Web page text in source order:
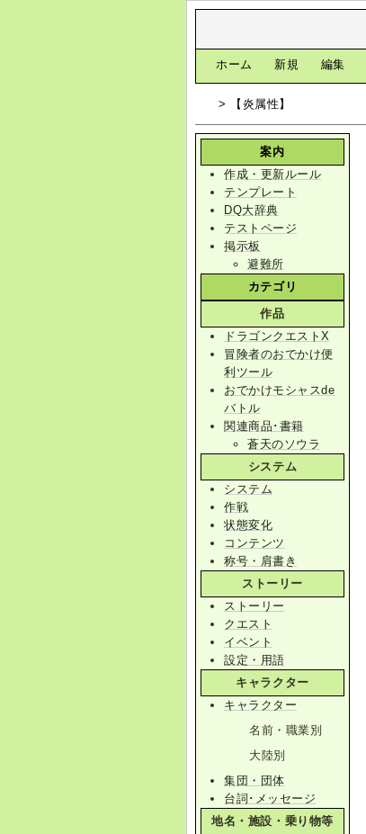
ホーム 新規 編集
> 【炎属性】
案内
作成・更新ルール
テンプレート
DQ大辞典
テストページ
掲示板
避難所
カテゴリ
作品
ドラゴンクエストX
冒険者のおでかけ便
利ツール
おでかけモシャスde
バトル
関連商品･書籍
蒼天のソウラ
システム
システム
作戦
状態変化
コンテンツ
称号・肩書き
ストーリー
ストーリー
クエスト
イベント
設定・用語
キャラクター
キャラクター
名前・職業別
大陸別
集団・団体
台詞･メッセージ
地名・施設・乗り物等